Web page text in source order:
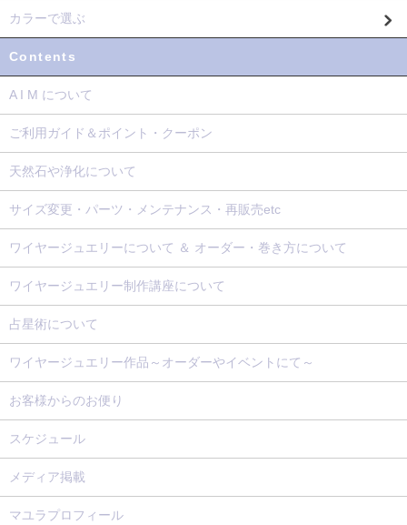
カラーで選ぶ
Contents
A I M について
ご利用ガイド＆ポイント・クーポン
天然石や浄化について
サイズ変更・パーツ・メンテナンス・再販売etc
ワイヤージュエリーについて ＆ オーダー・巻き方について
ワイヤージュエリー制作講座について
占星術について
ワイヤージュエリー作品～オーダーやイベントにて～
お客様からのお便り
スケジュール
メディア掲載
マユラプロフィール